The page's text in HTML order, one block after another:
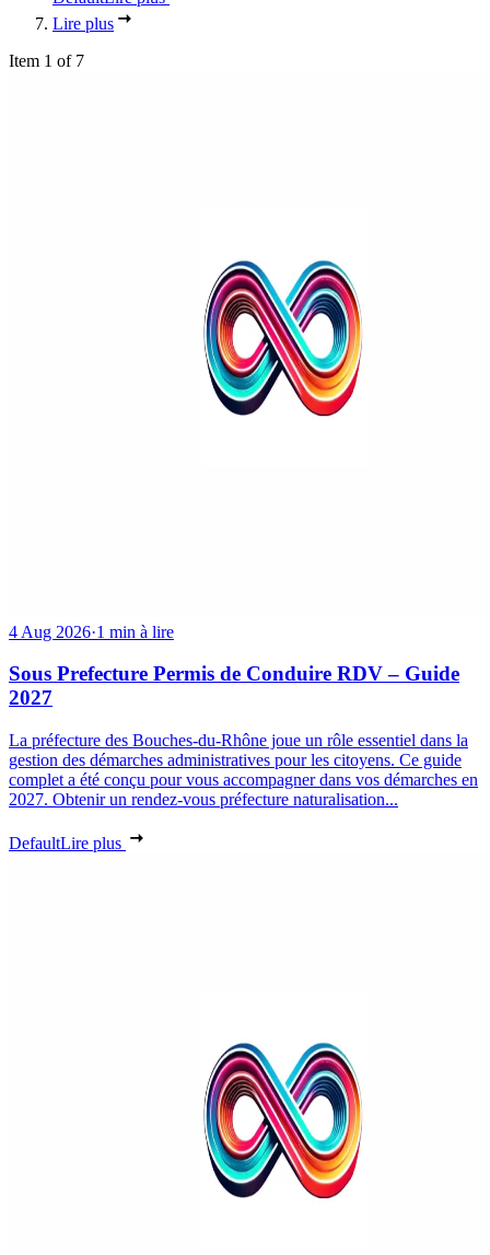
Lire plus
Item 1 of 7
4 Aug 2026·1 min à lire
Sous Prefecture Permis de Conduire RDV – Guide
2027
La préfecture des Bouches-du-Rhône joue un rôle essentiel dans la
gestion des démarches administratives pour les citoyens. Ce guide
complet a été conçu pour vous accompagner dans vos démarches en
2027. Obtenir un rendez-vous préfecture naturalisation...
DefaultLire plus